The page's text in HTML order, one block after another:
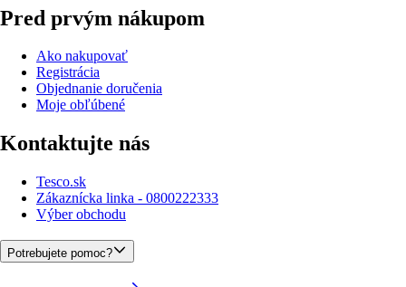
Pred prvým nákupom
Ako nakupovať
Registrácia
Objednanie doručenia
Moje obľúbené
Kontaktujte nás
Tesco.sk
Zákaznícka linka - 0800222333
Výber obchodu
Potrebujete pomoc?